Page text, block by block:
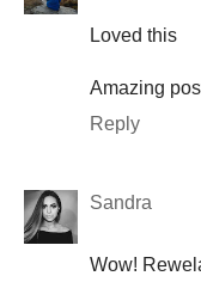
Loved this
Amazing
Reply
Sandra
Wow!